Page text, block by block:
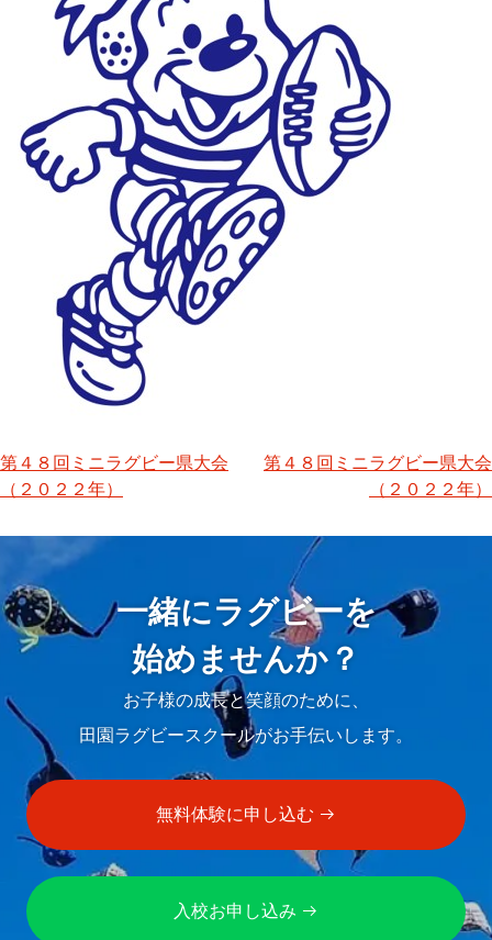
投
稿
ビ
ゲ
シ
ン
第４８回ミニラグビー県大会
（２０２２年）
第４８回ミニラグビー県大会
（２０２２年）
一緒にラグビーを
始めませんか？
お子様の成長と笑顔のために、
田園ラグビースクールがお手伝いします。
無料体験に申し込む
入校お申し込み